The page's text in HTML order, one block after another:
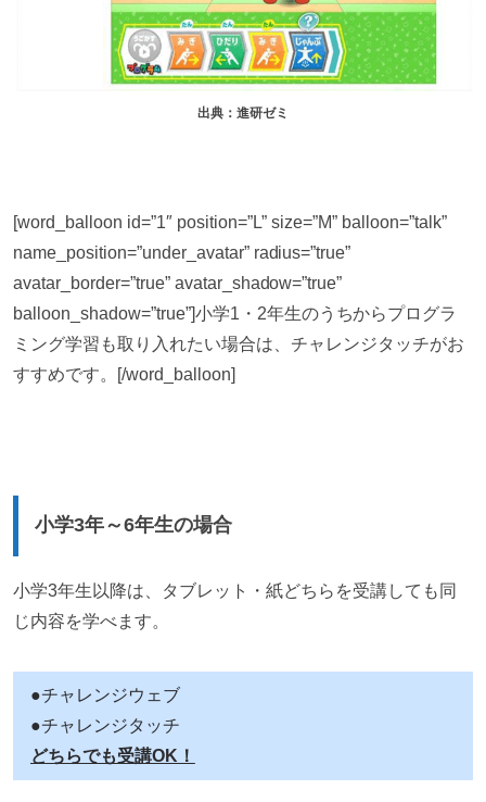
出典：進研ゼミ
[word_balloon id=”1″ position=”L” size=”M” balloon=”talk”
name_position=”under_avatar” radius=”true”
avatar_border=”true” avatar_shadow=”true”
balloon_shadow=”true”]小学1・2年生のうちからプログラ
ミング学習も取り入れたい場合は、チャレンジタッチがお
すすめです。[/word_balloon]
小学3年～6年生の場合
小学3年生以降は、タブレット・紙どちらを受講しても同
じ内容を学べます。
●チャレンジウェブ
●チャレンジタッチ
どちらでも受講OK！